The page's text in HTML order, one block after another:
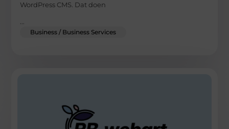
WordPress CMS. Dat doen
...
Business / Business Services